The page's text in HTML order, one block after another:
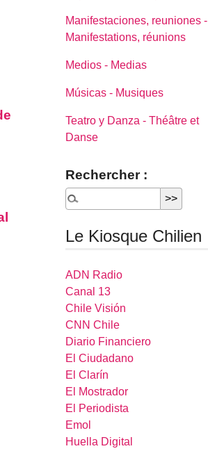
Manifestaciones, reuniones -
Manifestations, réunions
Medios - Medias
Músicas - Musiques
Teatro y Danza - Théâtre et
Danse
Rechercher :
Le Kiosque Chilien
ADN Radio
Canal 13
Chile Visión
CNN Chile
Diario Financiero
El Ciudadano
El Clarín
El Mostrador
El Periodista
Emol
Huella Digital